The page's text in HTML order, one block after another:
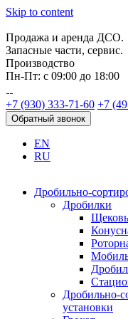
Skip to content
Продажа и аренда ДСО.
Запасные части, сервис.
Производство
Пн-Пт: с 09:00 до 18:00
+7 (930) 333-71-60 +7
Обратный звонок
EN
RU
Дробильно-
Дробилки
Дробильно-
установки